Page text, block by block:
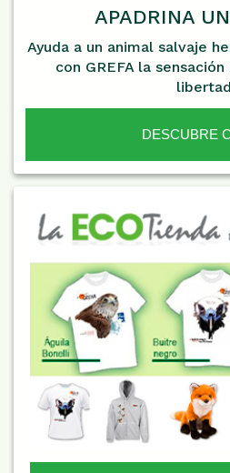
APADRINA
Ayuda a un animal salvaje
con GREFA la
libertad
DESCUBRE